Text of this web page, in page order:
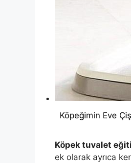
Köpeğimin Eve
Köpek tuvalet
ek olarak ayrıca